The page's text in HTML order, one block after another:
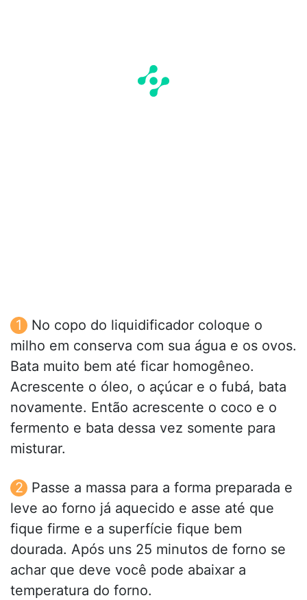
No copo do liquidificador coloque o
milho em conserva com sua água e os ovos.
Bata muito bem até ficar homogêneo.
Acrescente o óleo, o açúcar e o fubá, bata
novamente. Então acrescente o coco e o
fermento e bata dessa vez somente para
misturar.
Passe a massa para a forma preparada e
leve ao forno já aquecido e asse até que
fique firme e a superfície fique bem
dourada. Após uns 25 minutos de forno se
achar que deve você pode abaixar a
temperatura do forno.